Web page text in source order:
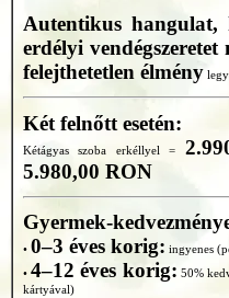
Autentikus hangulat,
erdélyi vendégszeretet
felejthetetlen élmény
Két felnőtt esetén:
Kétágyas szoba erkéllyel =
5.980,00 RON
Gyermek-
• 0–3 éves korig: ingyenes
•4–12 éves korig: 50%
kártyával)